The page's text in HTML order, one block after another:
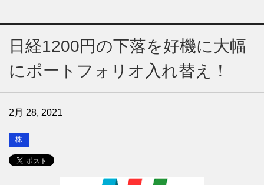
日経1200円の下落を好機に大幅
にポートフォリオ入れ替え！
2月 28, 2021
株